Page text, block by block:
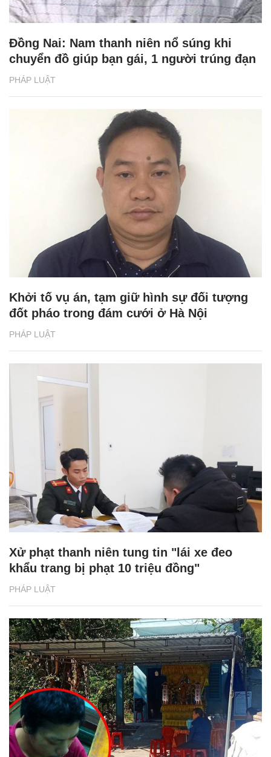
PHÁP LUẬT
Đồng Nai: Nam thanh niên nổ súng khi
chuyển đồ giúp bạn gái, 1 người trúng đạn
PHÁP LUẬT
Khởi tố vụ án, tạm giữ hình sự đối tượng
đốt pháo trong đám cưới ở Hà Nội
PHÁP LUẬT
Xử phạt thanh niên tung tin "lái xe đeo
khẩu trang bị phạt 10 triệu đồng"